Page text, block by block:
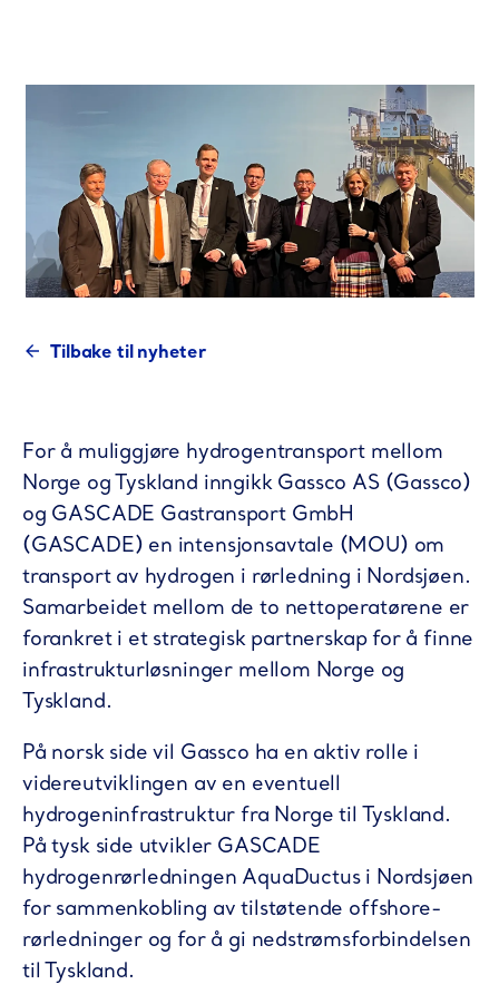
Tilbake til nyheter
For å muliggjøre hydrogentransport mellom
Norge og Tyskland inngikk Gassco AS (Gassco)
og GASCADE Gastransport GmbH
(GASCADE) en intensjonsavtale (MOU) om
transport av hydrogen i rørledning i Nordsjøen.
Samarbeidet mellom de to nettoperatørene er
forankret i et strategisk partnerskap for å finne
infrastrukturløsninger mellom Norge og
Tyskland.
På norsk side vil Gassco ha en aktiv rolle i
videreutviklingen av en eventuell
hydrogeninfrastruktur fra Norge til Tyskland.
På tysk side utvikler GASCADE
hydrogenrørledningen AquaDuctus i Nordsjøen
for sammenkobling av tilstøtende offshore-
rørledninger og for å gi nedstrømsforbindelsen
til Tyskland.